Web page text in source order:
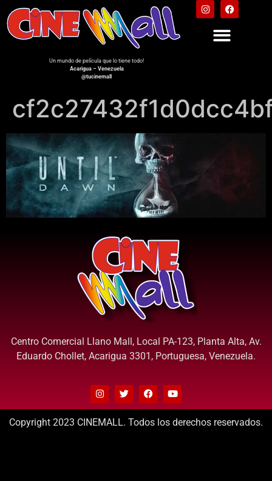
Un mundo de película que lo tiene todo!
Acarigua – Venezuela
@tucinemall
Centro Comercial Llano Mall, Local PA-123, Planta Alta, Av.
Eduardo Chollet, Acarigua 3301, Portuguesa, Venezuela.
Copyright 2023 CINEMALL. Todos los derechos reservados.